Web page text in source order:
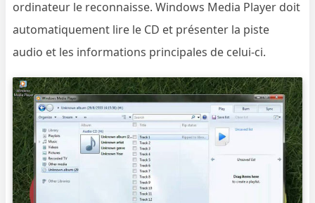
ordinateur le reconnaisse. Windows Media Player doit
automatiquement lire le CD et présenter la piste
audio et les informations principales de celui-ci.